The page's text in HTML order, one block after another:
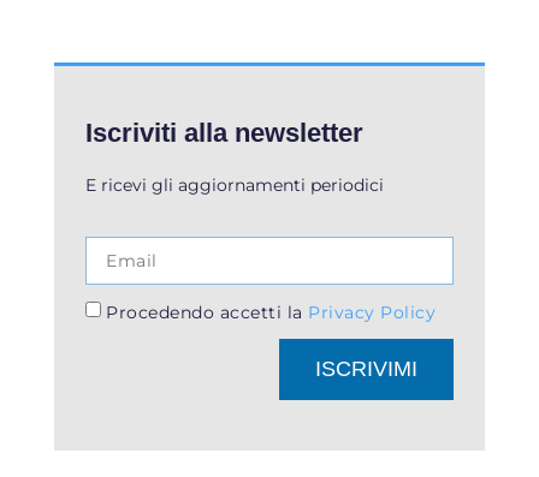
Iscriviti alla newsletter
E ricevi gli aggiornamenti periodici
Procedendo accetti la Privacy Policy
ISCRIVIMI